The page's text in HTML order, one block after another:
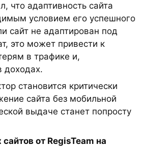
что адаптивность сайта
условием его успешного
сайт не адаптирован под
это может привести к
в трафике и,
доходах.
становится критически
сайта без мобильной
выдаче станет попросту
от RegisTeam на